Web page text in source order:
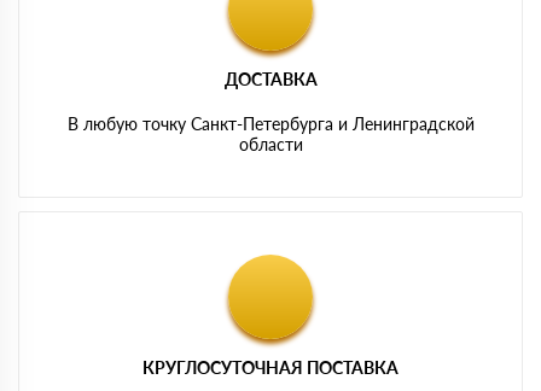
ДОСТАВКА
В любую точку Санкт-Петербурга и Ленинградской
области
КРУГЛОСУТОЧНАЯ ПОСТАВКА